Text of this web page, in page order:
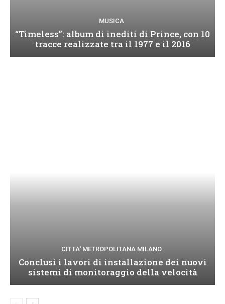
MUSICA
“Timeless”: album di inediti di Prince, con 10
tracce realizzate tra il 1977 e il 2016
CITTA' METROPOLITANA MILANO
Conclusi i lavori di installazione dei nuovi
sistemi di monitoraggio della velocità